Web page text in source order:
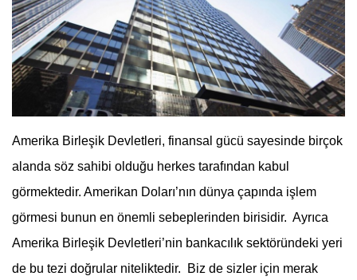
Amerika Birleşik Devletleri, finansal gücü sayesinde birçok
alanda söz sahibi olduğu herkes tarafından kabul
görmektedir. Amerikan Doları’nın dünya çapında işlem
görmesi bunun en önemli sebeplerinden birisidir. Ayrıca
Amerika Birleşik Devletleri’nin bankacılık sektöründeki yeri
de bu tezi doğrular niteliktedir. Biz de sizler için merak